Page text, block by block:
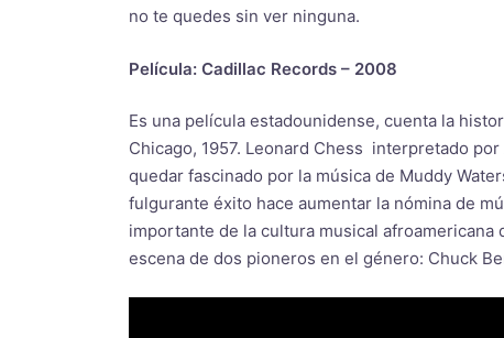
no te quedes sin ver ninguna.
Película: Cadillac Records – 2008
Es una película estadounidense, cuenta la
Chicago, 1957. Leonard Chess interpretado
quedar fascinado por la música de Muddy
fulgurante éxito hace aumentar la nómina de
importante de la cultura musical afroamericana
escena de dos pioneros en el género: Chuck